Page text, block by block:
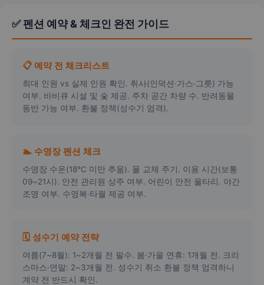
✅ 펜션 예약 & 체크인 완전 가이드
📋 예약 전 체크리스트
최대 인원 vs 실제 인원 확인. 취사(인덕션·가스·그릇) 가능
여부. 바비큐 시설 및 숯 제공. 주차 공간 차량 수. 반려동물
동반 가능 여부. 환불 정책(성수기 엄격).
🏊 수영장 펜션 체크
수영장 수온(18℃ 미만 추움). 물 교체 주기. 이용 시간(보통
09~21시). 안전 관리원 상주 여부. 어린이 안전 울타리. 야간
조명 여부. 수영복·타월 제공 여부.
🗓️ 성수기 예약 전략
여름(7~8월): 1~2개월 전 필수. 봄·가을 연휴: 1개월 전. 크리
스마스·연말: 2~3개월 전. 성수기 취소 환불 정책 엄격하니
계약 전 반드시 확인.